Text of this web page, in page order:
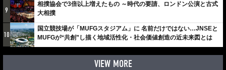
9
相撲協会で3倍以上増えたもの ～時代の要請、ロンドン公演と古式
大相撲
10
国立競技場が「MUFGスタジアム」に 名前だけではない…JNSEと
MUFGが“共創”し描く地域活性化・社会価値創造の近未来図とは
VIEW MORE